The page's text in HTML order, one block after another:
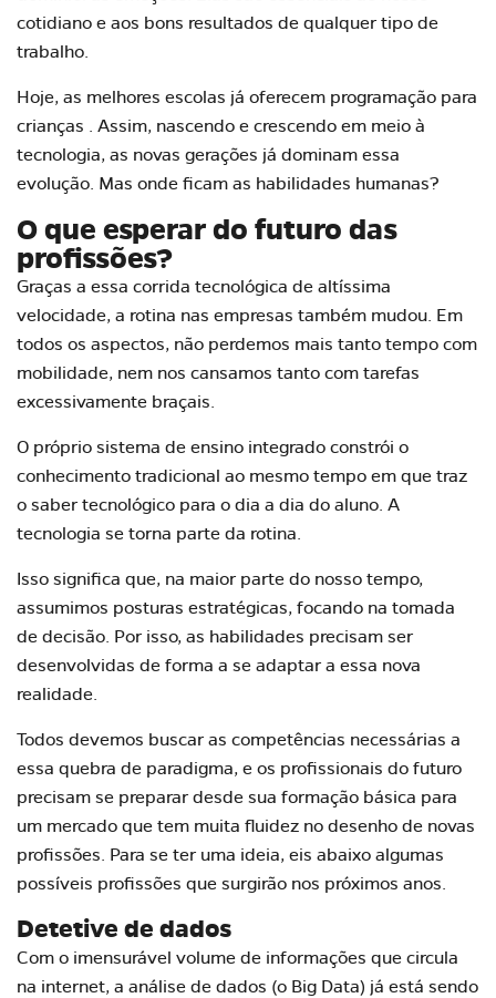
cotidiano e aos bons resultados de qualquer tipo de
trabalho.
Hoje, as melhores escolas já oferecem programação para
crianças . Assim, nascendo e crescendo em meio à
tecnologia, as novas gerações já dominam essa
evolução. Mas onde ficam as habilidades humanas?
O que esperar do futuro das
profissões?
Graças a essa corrida tecnológica de altíssima
velocidade, a rotina nas empresas também mudou. Em
todos os aspectos, não perdemos mais tanto tempo com
mobilidade, nem nos cansamos tanto com tarefas
excessivamente braçais.
O próprio sistema de ensino integrado constrói o
conhecimento tradicional ao mesmo tempo em que traz
o saber tecnológico para o dia a dia do aluno. A
tecnologia se torna parte da rotina.
Isso significa que, na maior parte do nosso tempo,
assumimos posturas estratégicas, focando na tomada
de decisão. Por isso, as habilidades precisam ser
desenvolvidas de forma a se adaptar a essa nova
realidade.
Todos devemos buscar as competências necessárias a
essa quebra de paradigma, e os profissionais do futuro
precisam se preparar desde sua formação básica para
um mercado que tem muita fluidez no desenho de novas
profissões. Para se ter uma ideia, eis abaixo algumas
possíveis profissões que surgirão nos próximos anos.
Detetive de dados
Com o imensurável volume de informações que circula
na internet, a análise de dados (o Big Data) já está sendo